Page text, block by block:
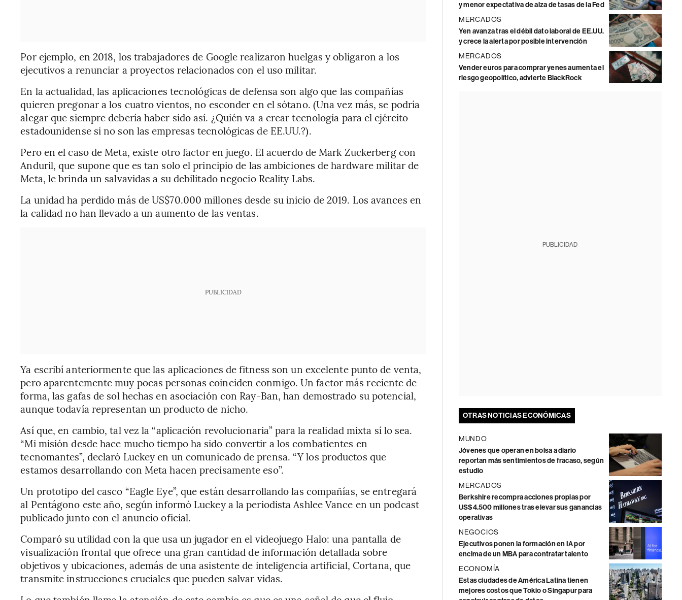
Por ejemplo, en 2018, los trabajadores de Google realizaron huelgas y obligaron a los
ejecutivos a renunciar a proyectos relacionados con el uso militar.
En la actualidad, las aplicaciones tecnológicas de defensa son algo que las compañías
quieren pregonar a los cuatro vientos, no esconder en el sótano. (Una vez más, se podría
alegar que siempre debería haber sido así. ¿Quién va a crear tecnología para el ejército
estadounidense si no son las empresas tecnológicas de EE.UU.?).
Pero en el caso de Meta, existe otro factor en juego. El acuerdo de Mark Zuckerberg con
Anduril, que supone que es tan solo el principio de las ambiciones de hardware militar de
Meta, le brinda un salvavidas a su debilitado negocio Reality Labs.
La unidad ha perdido más de US$70.000 millones desde su inicio de 2019. Los avances en
la calidad no han llevado a un aumento de las ventas.
PUBLICIDAD
Ya escribí anteriormente que las aplicaciones de fitness son un excelente punto de venta,
pero aparentemente muy pocas personas coinciden conmigo. Un factor más reciente de
forma, las gafas de sol hechas en asociación con Ray-Ban, han demostrado su potencial,
aunque todavía representan un producto de nicho.
Así que, en cambio, tal vez la “aplicación revolucionaria” para la realidad mixta sí lo sea.
“Mi misión desde hace mucho tiempo ha sido convertir a los combatientes en
tecnomantes”, declaró Luckey en un comunicado de prensa. “Y los productos que
estamos desarrollando con Meta hacen precisamente eso”.
Un prototipo del casco “Eagle Eye”, que están desarrollando las compañías, se entregará
al Pentágono este año, según informó Luckey a la periodista Ashlee Vance en un podcast
publicado junto con el anuncio oficial.
Comparó su utilidad con la que usa un jugador en el videojuego Halo: una pantalla de
visualización frontal que ofrece una gran cantidad de información detallada sobre
objetivos y ubicaciones, además de una asistente de inteligencia artificial, Cortana, que
transmite instrucciones cruciales que pueden salvar vidas.
y menor expectativa de alza de tasas de la Fed
MERCADOS
Yen avanza tras el débil dato laboral de EE.UU.
y crece la alerta por posible intervención
MERCADOS
Vender euros para comprar yenes aumenta el
riesgo geopolítico, advierte BlackRock
PUBLICIDAD
OTRAS NOTICIAS ECONÓMICAS
MUNDO
Jóvenes que operan en bolsa a diario
reportan más sentimientos de fracaso, según
estudio
MERCADOS
Berkshire recompra acciones propias por
US$4.500 millones tras elevar sus ganancias
operativas
NEGOCIOS
Ejecutivos ponen la formación en IA por
encima de un MBA para contratar talento
ECONOMÍA
Estas ciudades de América Latina tienen
mejores costos que Tokio o Singapur para